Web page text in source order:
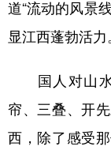
道“流动的风景
显江西蓬勃活力
国人对山水
帘、三叠、开
西，除了感受